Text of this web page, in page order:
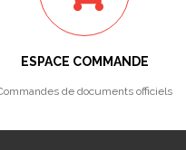
ESPACE COMMANDE
de documents officiels